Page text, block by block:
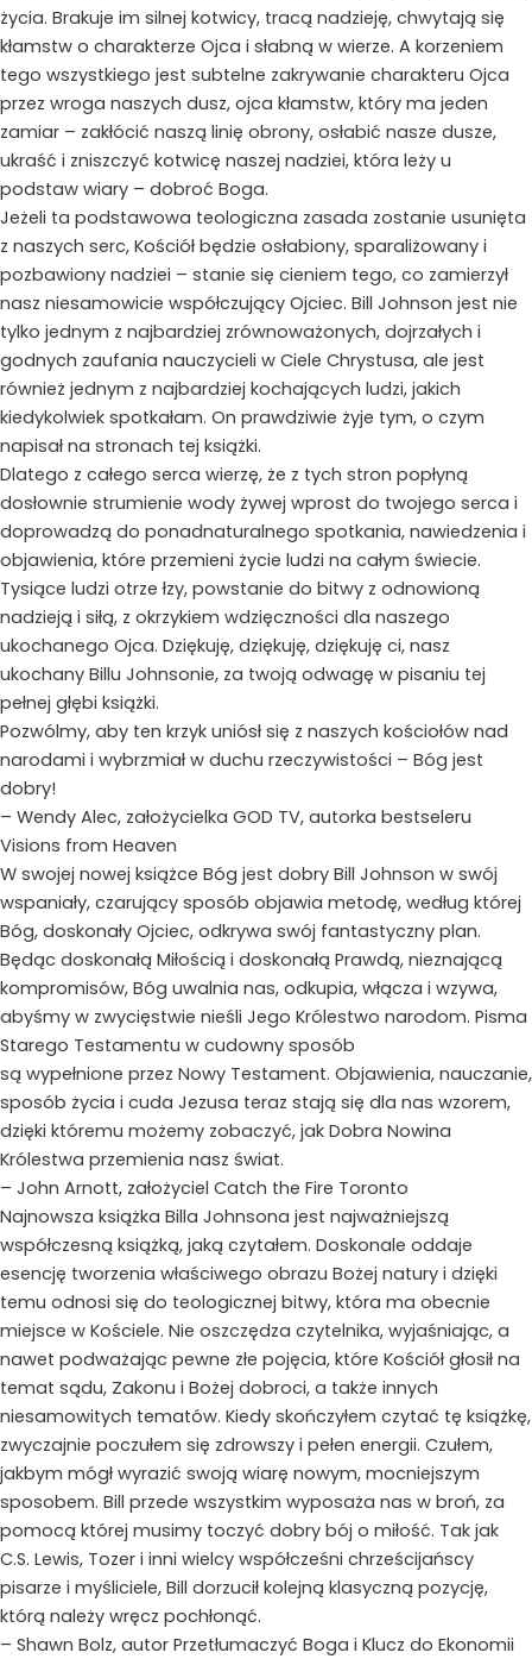
życia. Brakuje im silnej kotwicy, tracą nadzieję, chwytają się
kłamstw o charakterze Ojca i słabną w wierze. A korzeniem
tego wszystkiego jest subtelne zakrywanie charakteru Ojca
przez wroga naszych dusz, ojca kłamstw, który ma jeden
zamiar – zakłócić naszą linię obrony, osłabić nasze dusze,
ukraść i zniszczyć kotwicę naszej nadziei, która leży u
podstaw wiary – dobroć Boga.
Jeżeli ta podstawowa teologiczna zasada zostanie usunięta
z naszych serc, Kościół będzie osłabiony, sparaliżowany i
pozbawiony nadziei – stanie się cieniem tego, co zamierzył
nasz niesamowicie współczujący Ojciec. Bill Johnson jest nie
tylko jednym z najbardziej zrównoważonych, dojrzałych i
godnych zaufania nauczycieli w Ciele Chrystusa, ale jest
również jednym z najbardziej kochających ludzi, jakich
kiedykolwiek spotkałam. On prawdziwie żyje tym, o czym
napisał na stronach tej książki.
Dlatego z całego serca wierzę, że z tych stron popłyną
dosłownie strumienie wody żywej wprost do twojego serca i
doprowadzą do ponadnaturalnego spotkania, nawiedzenia i
objawienia, które przemieni życie ludzi na całym świecie.
Tysiące ludzi otrze łzy, powstanie do bitwy z odnowioną
nadzieją i siłą, z okrzykiem wdzięczności dla naszego
ukochanego Ojca. Dziękuję, dziękuję, dziękuję ci, nasz
ukochany Billu Johnsonie, za twoją odwagę w pisaniu tej
pełnej głębi książki.
Pozwólmy, aby ten krzyk uniósł się z naszych kościołów nad
narodami i wybrzmiał w duchu rzeczywistości – Bóg jest
dobry!
– Wendy Alec, założycielka GOD TV, autorka bestseleru
Visions from Heaven
W swojej nowej książce Bóg jest dobry Bill Johnson w swój
wspaniały, czarujący sposób objawia metodę, według której
Bóg, doskonały Ojciec, odkrywa swój fantastyczny plan.
Będąc doskonałą Miłością i doskonałą Prawdą, nieznającą
kompromisów, Bóg uwalnia nas, odkupia, włącza i wzywa,
abyśmy w zwycięstwie nieśli Jego Królestwo narodom. Pisma
Starego Testamentu w cudowny sposób
są wypełnione przez Nowy Testament. Objawienia, nauczanie,
sposób życia i cuda Jezusa teraz stają się dla nas wzorem,
dzięki któremu możemy zobaczyć, jak Dobra Nowina
Królestwa przemienia nasz świat.
– John Arnott, założyciel Catch the Fire Toronto
Najnowsza książka Billa Johnsona jest najważniejszą
współczesną książką, jaką czytałem. Doskonale oddaje
esencję tworzenia właściwego obrazu Bożej natury i dzięki
temu odnosi się do teologicznej bitwy, która ma obecnie
miejsce w Kościele. Nie oszczędza czytelnika, wyjaśniając, a
nawet podważając pewne złe pojęcia, które Kościół głosił na
temat sądu, Zakonu i Bożej dobroci, a także innych
niesamowitych tematów. Kiedy skończyłem czytać tę książkę,
zwyczajnie poczułem się zdrowszy i pełen energii. Czułem,
jakbym mógł wyrazić swoją wiarę nowym, mocniejszym
sposobem. Bill przede wszystkim wyposaża nas w broń, za
pomocą której musimy toczyć dobry bój o miłość. Tak jak
C.S. Lewis, Tozer i inni wielcy współcześni chrześcijańscy
pisarze i myśliciele, Bill dorzucił kolejną klasyczną pozycję,
którą należy wręcz pochłonąć.
– Shawn Bolz, autor Przetłumaczyć Boga i Klucz do Ekonomii